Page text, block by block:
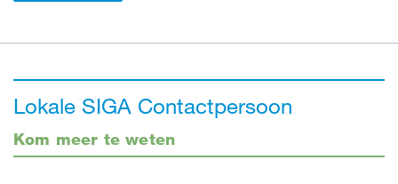
Lokale SIGA Contactpersoon
Kom meer te weten